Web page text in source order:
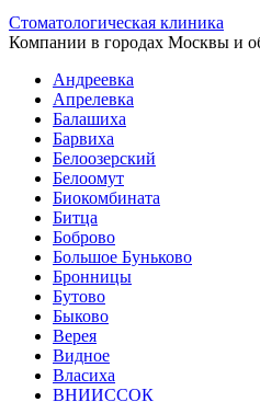
Стоматологическая клиника
Компании в городах Москвы и
Андреевка
Апрелевка
Балашиха
Барвиха
Белоозерский
Белоомут
Биокомбината
Битца
Боброво
Большое Буньково
Бронницы
Бутово
Быково
Верея
Видное
Власиха
ВНИИССОК